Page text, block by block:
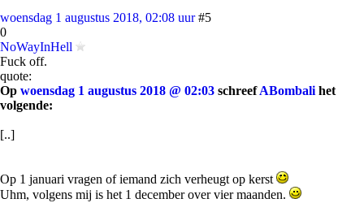
woensdag 1 augustus 2018, 02:08 uur #5
0
NoWayInHell
Fuck off.
quote:
Op woensdag 1 augustus 2018 @ 02:03 schreefABombali het
volgende:
[..]
Op 1 januari vragen of iemand zich verheugt op kerst
Uhm, volgens mij is het 1 december over vier maanden.